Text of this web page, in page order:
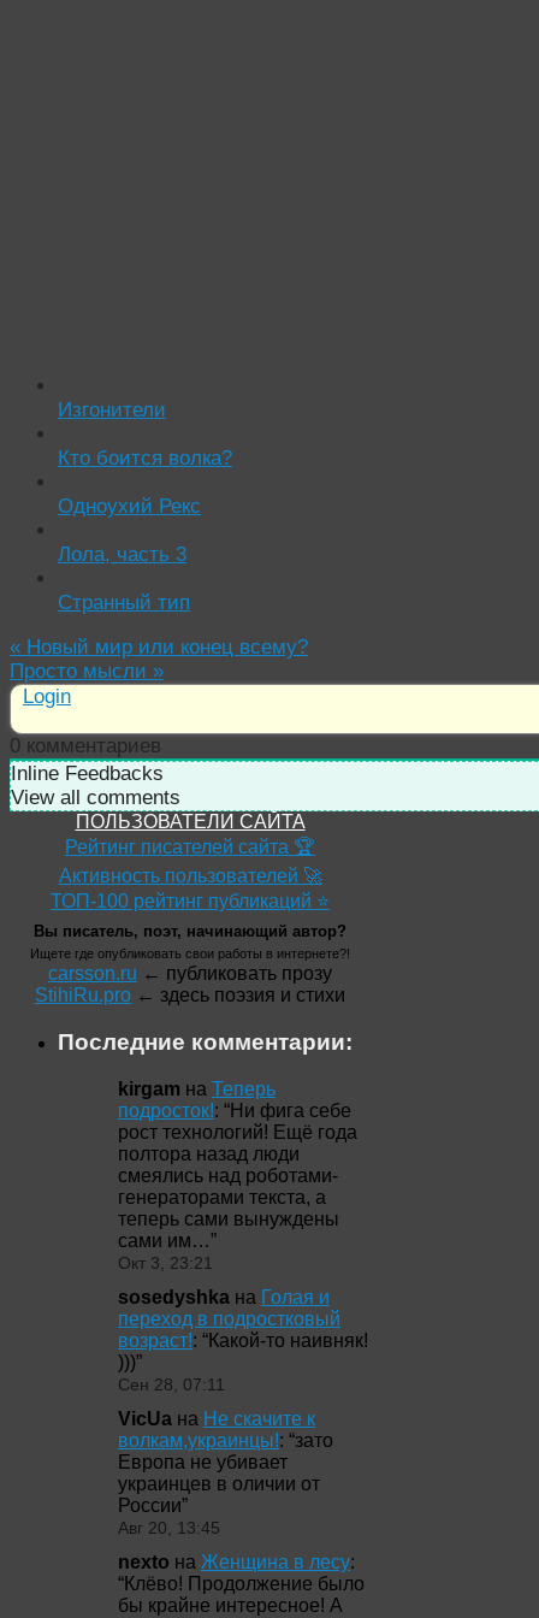
Изгонители
Кто боится волка?
Одноухий Рекс
Лола, часть 3
Странный тип
« Новый мир или конец всему?
Просто мысли »
Login
0 комментариев
Inline Feedbacks
View all comments
ПОЛЬЗОВАТЕЛИ САЙТА
Рейтинг писателей сайта 🏆
Активность пользователей 🚀
ТОП-100 рейтинг публикаций ⭐
Вы писатель, поэт, начинающий автор?
Ищете где опубликовать свои работы в интернете?!
carsson.ru ← публиковать прозу
StihiRu.pro ← здесь поэзия и стихи
Последние комментарии:
kirgam на Теперь
подросток!: “Ни фига себе
рост технологий! Ещё года
полтора назад люди
смеялись над роботами-
генераторами текста, а
теперь сами вынуждены
сами им…”
Окт 3, 23:21
sosedyshka на Голая и
переход в подростковый
возраст!: “Какой-то наивняк!
)))”
Сен 28, 07:11
VicUa на Не скачите к
волкам,украинцы!: “зато
Европа не убивает
украинцев в оличии от
России”
Авг 20, 13:45
nexto на Женщина в лесу:
“Клёво! Продолжение было
бы крайне интересное! А